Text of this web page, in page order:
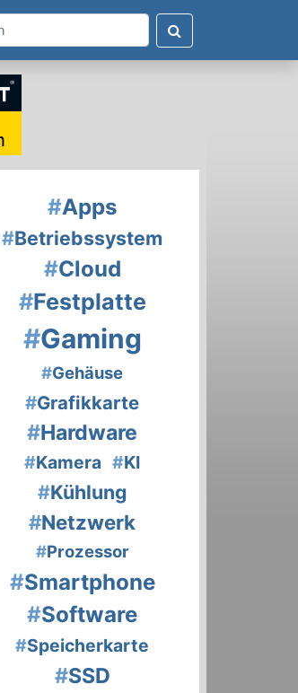
#Apps
#Betriebssystem
#Cloud
#Festplatte
#Gaming
#Gehäuse
#Grafikkarte
#Hardware
#Kamera #KI
#Kühlung
#Netzwerk
#Prozessor
#Smartphone
#Software
#Speicherkarte
#SSD